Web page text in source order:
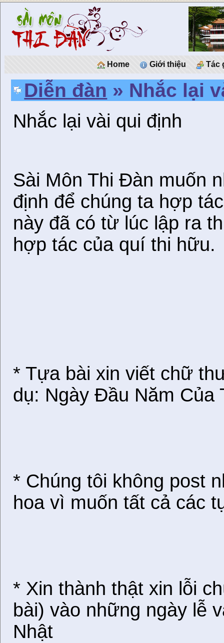
Home Giới thiệu Tác
Diễn đàn » Nhắc lại
Nhắc lại vài qui định
Sài Môn Thi Đàn muốn
định để chúng ta hợp
này đã có từ lúc lập ra
hợp tác của quí thi hữu.
* Tựa bài xin viết chữ
dụ: Ngày Đầu Năm Của
* Chúng tôi không post
hoa vì muốn tất cả các
* Xin thành thật xin lỗi
bài) vào những ngày lễ
Nhật